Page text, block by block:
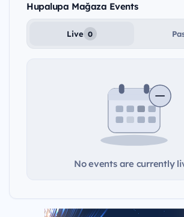
Hupalupa Mağaza Events
Live 0
No events are currently